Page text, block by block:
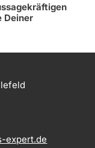
Deiner
expert.de